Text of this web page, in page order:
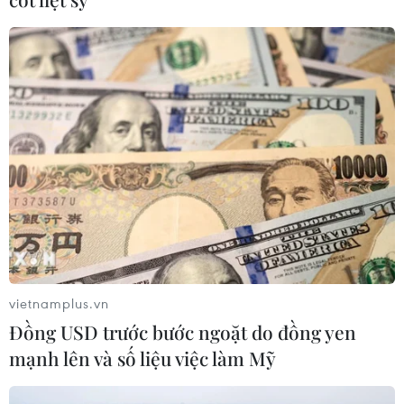
được cấp học bổng theo Nghị định
179
01/08/2026 10:36
Quảng Trị hủy các bài thi do vi phạm
với 5 thí sinh trong vụ tố cáo tiêu cực
01/08/2026 10:34
Xem thêm
vietnamplus.vn
Đồng USD trước bước ngoặt do đồng yen
mạnh lên và số liệu việc làm Mỹ